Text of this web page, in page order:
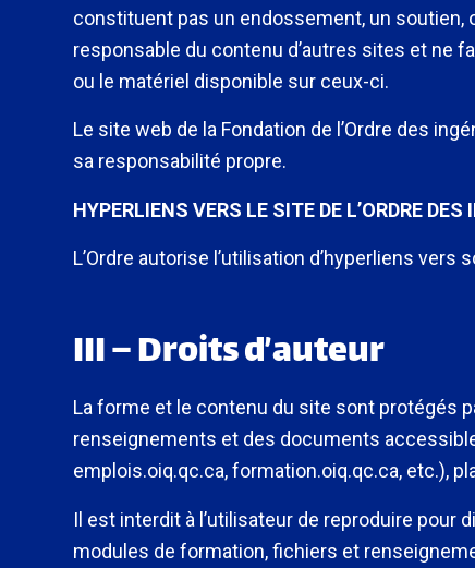
constituent pas un endossement, un soutien,
responsable du contenu d’autres sites et ne
ou le matériel disponible sur ceux-ci.
Le site web de la Fondation de l’Ordre des
sa responsabilité propre.
HYPERLIENS VERS LE SITE DE L’ORDRE DES
L’Ordre autorise l’utilisation d’hyperliens
III – Droits d’auteur
La forme et le contenu du site sont protégés
renseignements et des documents
emplois.oiq.qc.ca, formation.oiq.qc.ca, etc.),
Il est interdit à l’utilisateur de reproduire pour
modules de formation, fichiers et